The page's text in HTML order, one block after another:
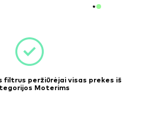
filtrus peržiūrėjai visas prekes iš
Moterims